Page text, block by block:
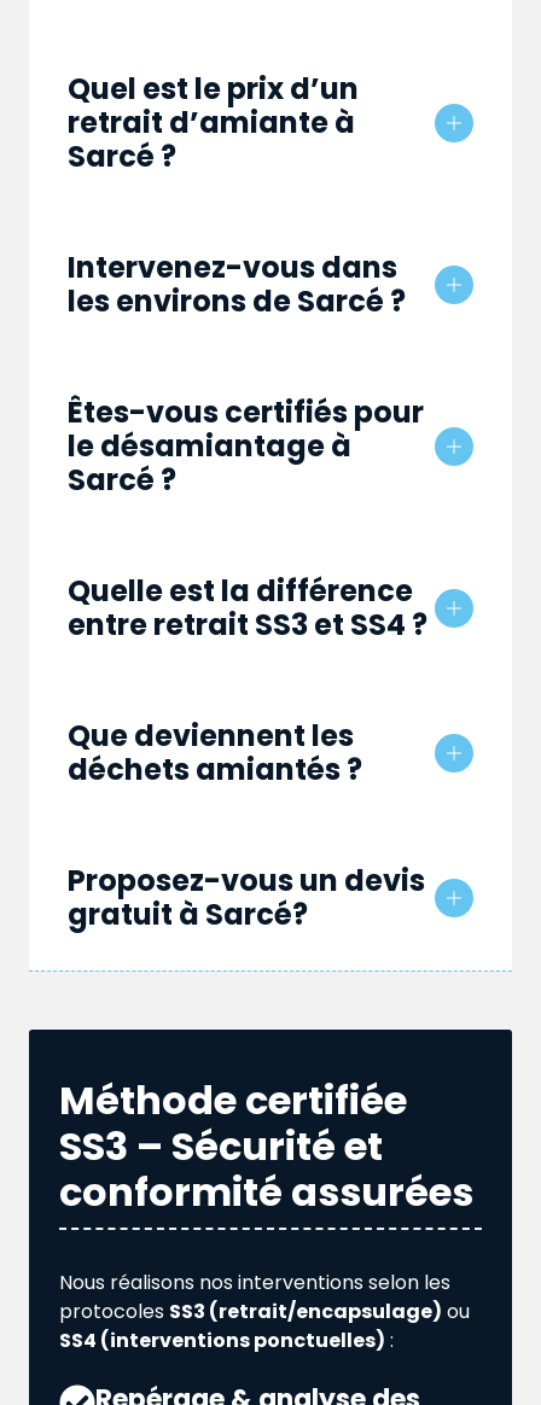
Quel est le prix d’un
retrait d’amiante à
Sarcé ?
Intervenez-vous dans
les environs de Sarcé ?
Êtes-vous certifiés pour
le désamiantage à
Sarcé ?
Quelle est la différence
entre retrait SS3 et SS4 ?
Que deviennent les
déchets amiantés ?
Proposez-vous un devis
gratuit à Sarcé?
Méthode certifiée
SS3 – Sécurité et
conformité assurées
Nous réalisons nos interventions selon les
protocoles SS3 (retrait/encapsulage) ou
SS4 (interventions ponctuelles) :